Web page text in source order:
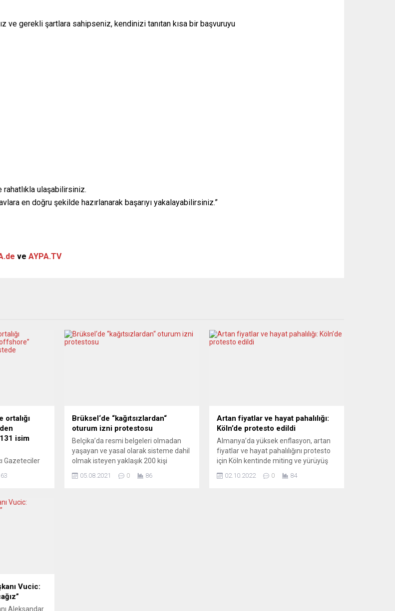
ve gerekli şartlara sahipseniz, kendinizi tanıtan kısa bir başvuruyu
ulaşabilirsiniz.
en doğru şekilde hazırlanarak başarıyı yakalayabilirsiniz.”
ve AYPA.TV
ortalığı
isim
Gazeteciler
arasında
zenginler”
63
Brüksel‘de “kağıtsızlardan“
oturum izni protestosu
Belçika’da resmi belgeleri olmadan
yaşayan ve yasal olarak sisteme dahil
olmak isteyen yaklaşık 200 kişi
Kağıtsızlar Koordinasyonu (CSP) adlı
05.08.2021 0 86
Artan fiyatlar ve hayat pahalılığı:
Köln’de protesto edildi
Almanya’da yüksek enflasyon, artan
fiyatlar ve hayat pahalılığını protesto
için Köln kentinde miting ve yürüyüş
araya gelen yüzlerce protestocu,
02.10.2022 0 84
Vucic:
Aleksandar